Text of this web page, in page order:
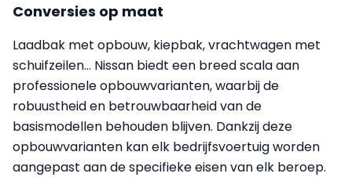
Conversies op maat
Laadbak met opbouw, kiepbak, vrachtwagen met
schuifzeilen… Nissan biedt een breed scala aan
professionele opbouwvarianten, waarbij de
robuustheid en betrouwbaarheid van de
basismodellen behouden blijven. Dankzij deze
opbouwvarianten kan elk bedrijfsvoertuig worden
aangepast aan de specifieke eisen van elk beroep.